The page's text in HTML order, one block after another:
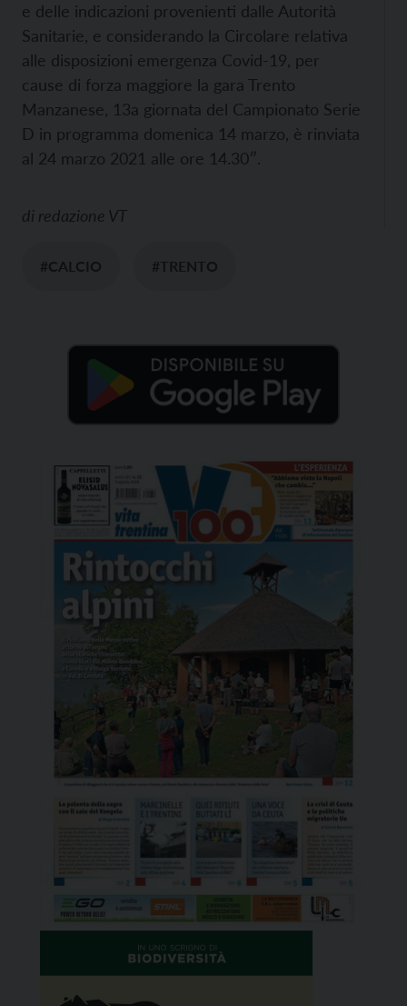
e delle indicazioni provenienti dalle Autorità
Sanitarie, e considerando la Circolare relativa
alle disposizioni emergenza Covid-19, per
cause di forza maggiore la gara Trento
Manzanese, 13a giornata del Campionato Serie
D in programma domenica 14 marzo, è rinviata
al 24 marzo 2021 alle ore 14.30″.
di redazione VT
#CALCIO #TRENTO